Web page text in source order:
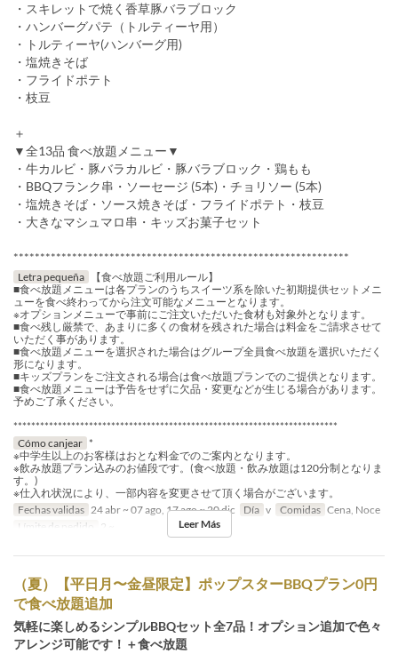
・スキレットで焼く香草豚バラブロック
・ハンバーグパテ（トルティーヤ用）
・トルティーヤ(ハンバーグ用)
・塩焼きそば
・フライドポテト
・枝豆
＋
▼全13品 食べ放題メニュー▼
・牛カルビ・豚バラカルビ・豚バラブロック・鶏もも
・BBQフランク串・ソーセージ (5本)・チョリソー (5本)
・塩焼きそば・ソース焼きそば・フライドポテト・枝豆
・大きなマシュマロ串・キッズお菓子セット
***************************************************************
Letra pequeña
【食べ放題ご利用ルール】
■食べ放題メニューは各プランのうちスイーツ系を除いた初期提供セットメニ
ューを食べ終わってから注文可能なメニューとなります。
※オプションメニューで事前にご注文いただいた食材も対象外となります。
■食べ残し厳禁で、あまりに多くの食材を残された場合は料金をご請求させて
いただく事があります。
■食べ放題メニューを選択された場合はグループ全員食べ放題を選択いただく
形になります。
■キッズプランをご注文される場合は食べ放題プランでのご提供となります。
■食べ放題メニューは予告をせずに欠品・変更などが生じる場合があります。
予めご了承ください。
*************************************************************************
Cómo canjear *
※中学生以上のお客様はおとな料金でのご案内となります。
※飲み放題プラン込みのお値段です。(食べ放題・飲み放題は120分制となりま
す。)
※仕入れ状況により、一部内容を変更させて頂く場合がございます。
Fechas validas 24 abr ~ 07 ago, 17 ago ~ 20 dic Día v Comidas Cena, Noce
Límite de pedido
2 ~ Leer Más
（夏）【平日月〜金昼限定】ポップスターBBQプラン0円
で食べ放題追加
気軽に楽しめるシンプルBBQセット全7品！オプション追加で色々
アレンジ可能です！＋食べ放題